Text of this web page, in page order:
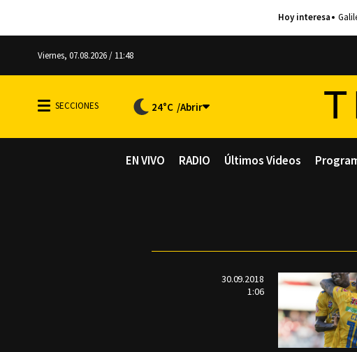
Viernes, 07.08.2026 / 11:48
24°C
EN VIVO RADIO Últimos Videos
30.09.2018
1:06